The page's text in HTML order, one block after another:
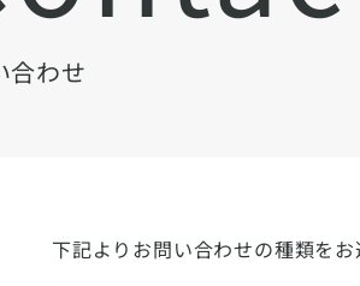
合わせ
下記よりお問い合わせの種類を